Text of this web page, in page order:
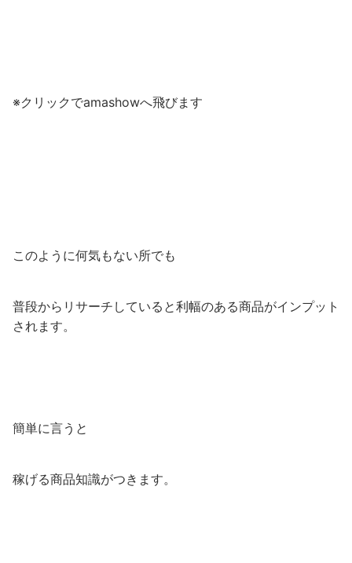
※クリックでamashowへ飛びます
このように何気もない所でも
普段からリサーチしていると利幅のある商品がインプット
されます。
簡単に言うと
稼げる商品知識がつきます。